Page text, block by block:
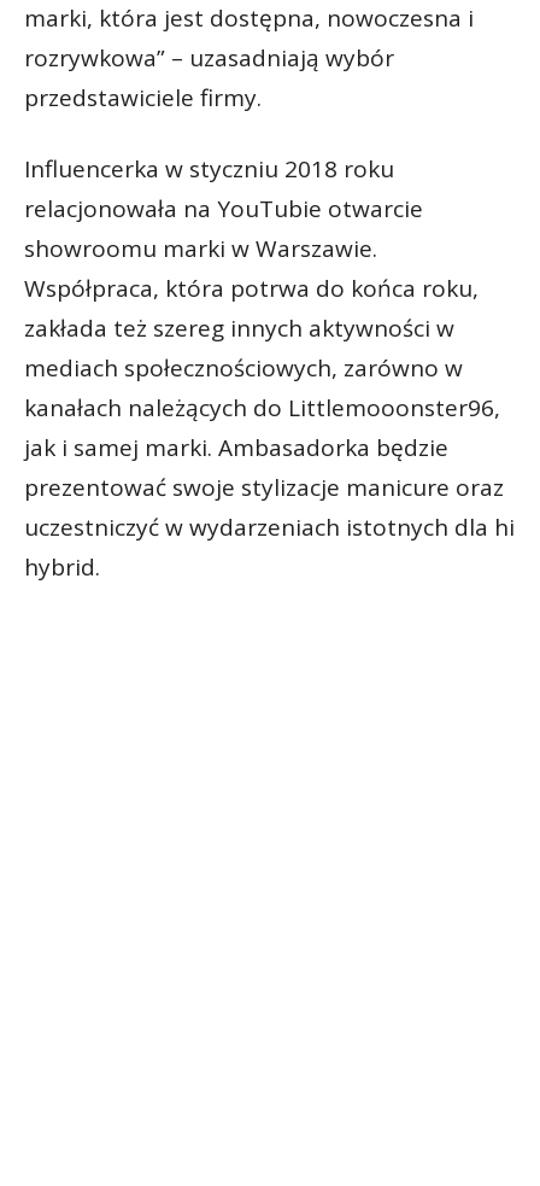
marki, która jest dostępna, nowoczesna i
rozrywkowa” – uzasadniają wybór
przedstawiciele firmy.
Influencerka w styczniu 2018 roku
relacjonowała na YouTubie otwarcie
showroomu marki w Warszawie.
Współpraca, która potrwa do końca roku,
zakłada też szereg innych aktywności w
mediach społecznościowych, zarówno w
kanałach należących do Littlemooonster96,
jak i samej marki. Ambasadorka będzie
prezentować swoje stylizacje manicure oraz
uczestniczyć w wydarzeniach istotnych dla hi
hybrid.